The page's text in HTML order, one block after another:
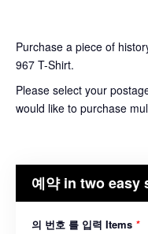
Purchase a piece of
967 T-Shirt.
Please select your
would like to purchase
예약 in two easy
의 번호 를 입력 Items *